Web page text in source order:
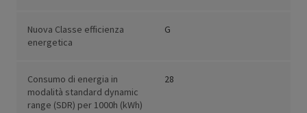
Nuova Classe efficienza
energetica
G
Consumo di energia in
modalità standard dynamic
range (SDR) per 1000h (kWh)
28